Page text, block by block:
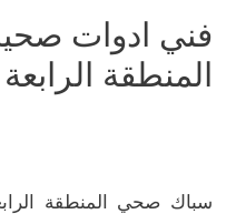
فني ادوات
المنطقة الرابعة
سباك صحي المنطقة